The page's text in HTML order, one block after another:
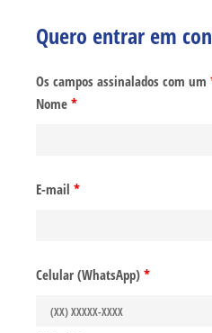
Quero entrar em
Os campos assinalados com um
Nome *
E-mail *
Celular (WhatsApp) *